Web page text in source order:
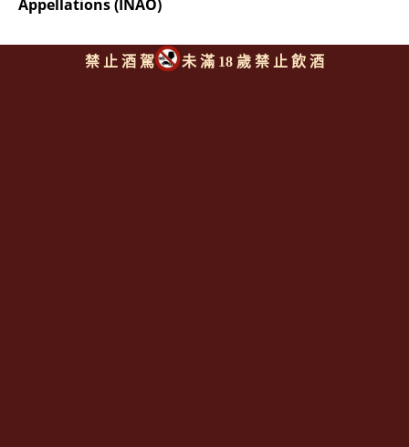
Appellations (INAO)
禁 止 酒 駕 未 滿 18 歲 禁 止 飲 酒